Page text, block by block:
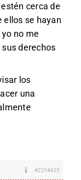
cerca de
ellos se hayan
no me
derechos
los
una
#2214423